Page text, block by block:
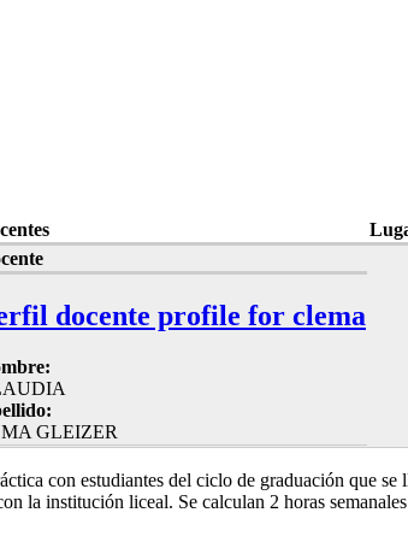
docente profile for clema
GLEIZER
con estudiantes del ciclo de graduación que
la institución liceal. Se calculan 2 horas